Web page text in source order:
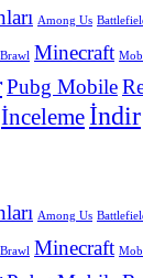
Among Us
Minecraft
Pubg Mobile
İnceleme İndir
Among Us
Minecraft